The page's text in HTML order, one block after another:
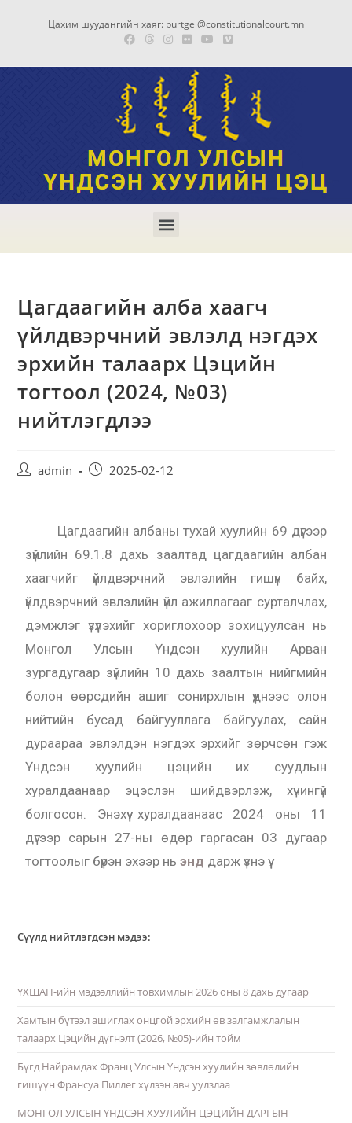
Цахим шуудангийн хаяг: burtgel@constitutionalcourt.mn
Цагдаагийн алба хаагч
үйлдвэрчний эвлэлд нэгдэх
эрхийн талаарх Цэцийн
тогтоол (2024, №03)
нийтлэгдлээ
admin 2025-02-12
Цагдаагийн албаны тухай хуулийн 69 дүгээр
зүйлийн 69.1.8 дахь заалтад цагдаагийн албан
хаагчийг үйлдвэрчний эвлэлийн гишүүн байх,
үйлдвэрчний эвлэлийн үйл ажиллагааг сурталчлах,
дэмжлэг үзүүлэхийг хориглохоор зохицуулсан нь
Монгол Улсын Үндсэн хуулийн Арван
зургадугаар зүйлийн 10 дахь заалтын нийгмийн
болон өөрсдийн ашиг сонирхлын үүднээс олон
нийтийн бусад байгууллага байгуулах, сайн
дураараа эвлэлдэн нэгдэх эрхийг зөрчсөн гэж
Үндсэн хуулийн цэцийн их суудлын
хуралдаанаар эцэслэн шийдвэрлэж, хүчингүй
болгосон. Энэхүү хуралдаанаас 2024 оны 11
дүгээр сарын 27-ны өдөр гаргасан 03 дугаар
тогтоолыг бүрэн эхээр ньэнд дарж үзнэ үү.
Сүүлд нийтлэгдсэн мэдээ:
ҮХШАН-ийн мэдээллийн товхимлын 2026 оны 8 дахь дугаар
Хамтын бүтээл ашиглах онцгой эрхийн өв залгамжлалын
талаарх Цэцийн дүгнэлт (2026, №05)-ийн тойм
Бүгд Найрамдах Франц Улсын Үндсэн хуулийн зөвлөлийн
гишүүн Франсуа Пиллег хүлээн авч уулзлаа
МОНГОЛ УЛСЫН ҮНДСЭН ХУУЛИЙН ЦЭЦИЙН ДАРГЫН